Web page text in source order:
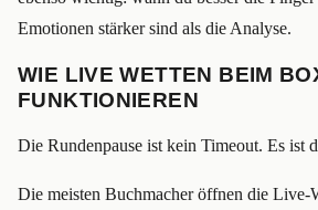
Emotionen stärker sind als die Analyse.
WIE LIVE WETTEN BEIM
FUNKTIONIEREN
Die Rundenpause ist kein Timeout. Es ist
Die meisten Buchmacher öffnen die Live-